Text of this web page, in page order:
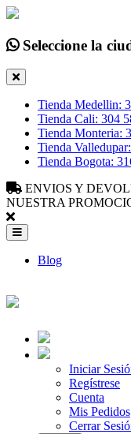
Seleccione la
Tienda Medellin:
Tienda Cali: 304
Tienda Monteria:
Tienda
Tienda Bogota:
ENVIOS Y
NUESTRA
Blog
Iniciar
Regístrese
Cuenta
Mis Pedidos
Cerrar